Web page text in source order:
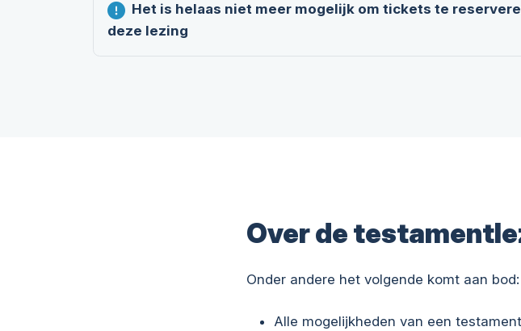
Het is helaas niet meer mogelijk om tickets te
deze lezing
Over de
Onder andere het volgende komt aan bod:
Alle mogelijkheden van een